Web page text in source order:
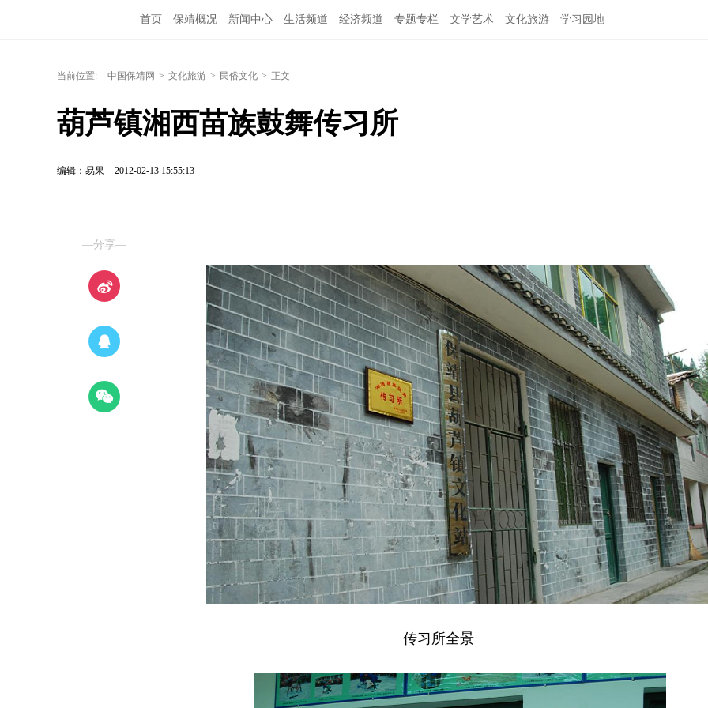
首页 保靖概况 新闻中心 生活频道 经济频道 专题专栏 文学艺术 文化旅游 学习园地
当前位置: 中国保靖网 > 文化旅游 > 民俗文化 > 正文
葫芦镇湘西苗族鼓舞传习所
编辑：易果 2012-02-13 15:55:13
—分享—
传习所全景